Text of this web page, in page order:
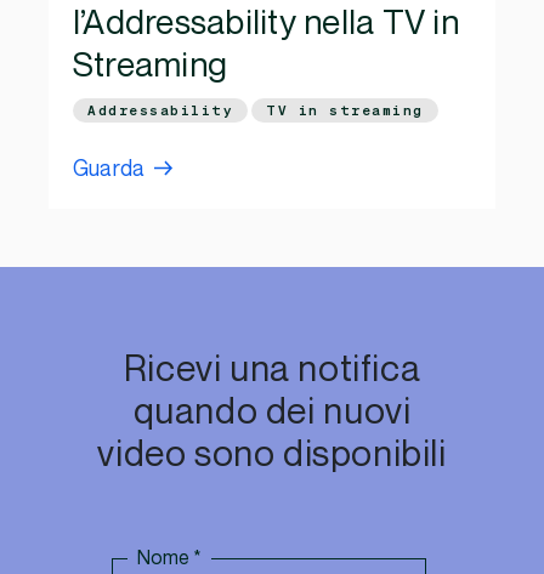
l’Addressability nella TV in
Streaming
Addressability TV in streaming
Guarda
Ricevi una notifica
quando dei nuovi
video sono disponibili